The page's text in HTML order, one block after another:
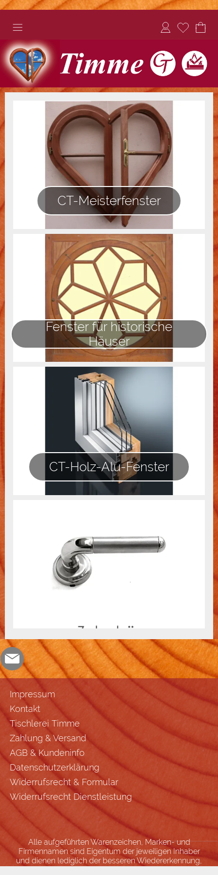
CT-Meisterfenster
Fenster für historische
Häuser
CT-Holz-Alu-Fenster
Impressum
Kontakt
Tischlerei Timme
Zahlung & Versand
AGB & Kundeninfo
Datenschutzerklärung
Widerrufsrecht & Formular
Widerrufsrecht Dienstleistung
Alle aufgeführten Warenzeichen, Marken- und
Firmennamen sind Eigentum der jeweiligen Inhaber
und dienen lediglich der besseren Wiedererkennung,